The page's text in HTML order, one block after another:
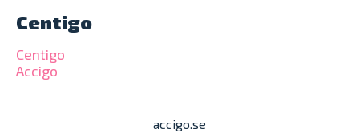
Centigo
Centigo
Accigo
accigo.se